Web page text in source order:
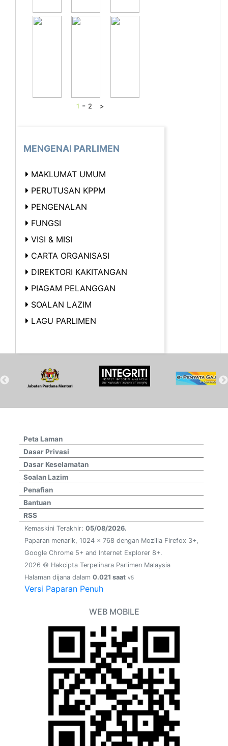
1 - 2 >
MENGENAI PARLIMEN
MAKLUMAT UMUM
PERUTUSAN KPPM
PENGENALAN
FUNGSI
VISI & MISI
CARTA ORGANISASI
DIREKTORI KAKITANGAN
PIAGAM PELANGGAN
SOALAN LAZIM
LAGU PARLIMEN
Peta Laman
Dasar Privasi
Dasar Keselamatan
Soalan Lazim
Penafian
Bantuan
RSS
Kemaskini Terakhir: 05/08/2026.
Paparan menarik, 1024 x 768 dengan Mozilla Firefox 3+,
Google Chrome 5+ and Internet Explorer 8+.
2026 © Hakcipta Terpelihara Parlimen Malaysia
Halaman dijana dalam 0.021 saat v5
Versi Paparan Penuh
WEB MOBILE